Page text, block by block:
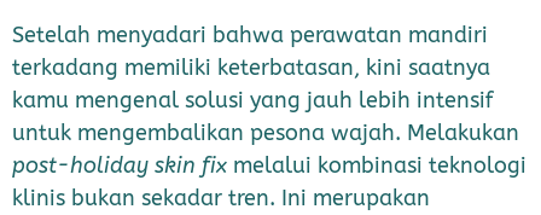
Setelah menyadari bahwa perawatan mandiri
terkadang memiliki keterbatasan, kini saatnya
kamu mengenal solusi yang jauh lebih intensif
untuk mengembalikan pesona wajah. Melakukan
post-holiday skin fix melalui kombinasi teknologi
klinis bukan sekadar tren. Ini merupakan